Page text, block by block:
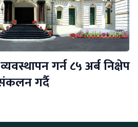
गर्न ८५ अर्ब निक्षेप
गर्दै